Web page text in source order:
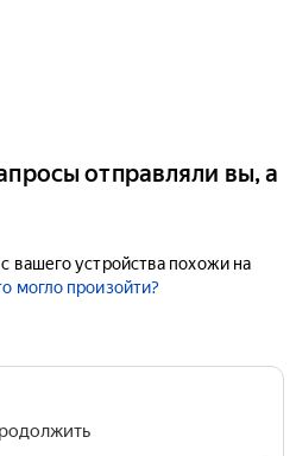
отправляли вы, а
вашего устройства похожи на
могло произойти?